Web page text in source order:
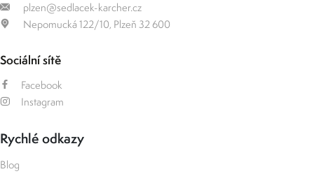
plzen@sedlacek-karcher.cz
Nepomucká 122/10, Plzeň 32 600
Sociální sítě
Facebook
Instagram
Rychlé odkazy
Blog